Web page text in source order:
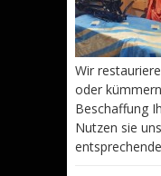
Wir
oder
Beschaffung
Nutzen sie